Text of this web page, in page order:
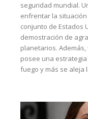
seguridad mundial.
enfrentar la
conjunto de Estados
demostración de
planetarios.
posee una
fuego y más se aleja